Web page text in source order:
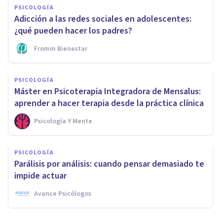
PSICOLOGÍA
Adicción a las redes sociales en adolescentes:
¿qué pueden hacer los padres?
Fromm Bienestar
PSICOLOGÍA
Máster en Psicoterapia Integradora de Mensalus:
aprender a hacer terapia desde la práctica clínica
Psicología Y Mente
PSICOLOGÍA
Parálisis por análisis: cuando pensar demasiado te
impide actuar
Avance Psicólogos